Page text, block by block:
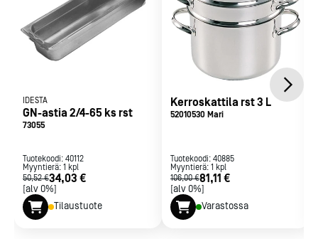
IDESTA
GN-astia 2/4-65 ks rst
73055
Tuotekoodi: 40112
Myyntierä: 1 kpl
50,52 €34,03 €
[alv 0%]
Tilaustuote
Kerroskattila rst 3 L
52010530 Mari
Tuotekoodi: 40885
Myyntierä: 1 kpl
106,00 €81,11 €
[alv 0%]
Varastossa